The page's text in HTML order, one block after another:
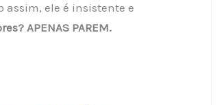
assim, ele é insistente e
APENAS PAREM.